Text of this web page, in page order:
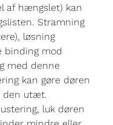
af hængslet) kan
Stramning
løsning
binding mod
med denne
kan gøre døren
den utæt.
luk døren